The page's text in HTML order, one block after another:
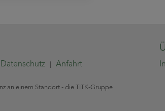
Datenschutz Anfahrt
an einem Standort - die TITK-Gruppe